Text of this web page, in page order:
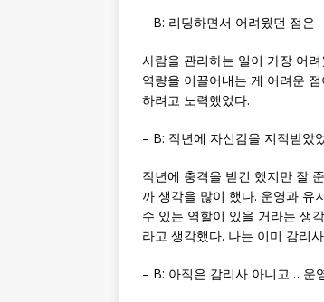
– B: 리딩하면서 어려웠던 점은
사람을 관리하는 일이 가장 어
역량을 이끌어내는 게 어려운
하려고 노력했었다.
– B: 작년에 자신감을 지적받았
작년에 충격을 받긴 했지만 잘
까 생각을 많이 했다. 운영과 유
수 있는 역할이 있을 거라는 생
라고 생각했다. 나는 이미 감리
– B: 아직은 감리사 아니고… 운